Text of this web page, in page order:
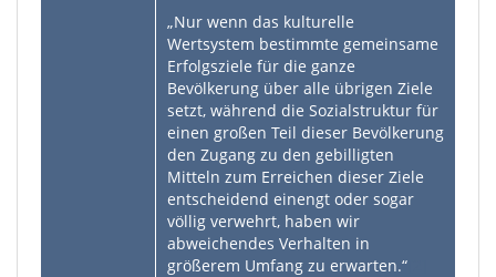
„Nur wenn das kulturelle
Wertsystem bestimmte gemeinsame
Erfolgsziele für die ganze
Bevölkerung über alle übrigen Ziele
setzt, während die Sozialstruktur für
einen großen Teil dieser Bevölkerung
den Zugang zu den gebilligten
Mitteln zum Erreichen dieser Ziele
entscheidend einengt oder sogar
völlig verwehrt, haben wir
abweichendes Verhalten in
größerem Umfang zu erwarten.“